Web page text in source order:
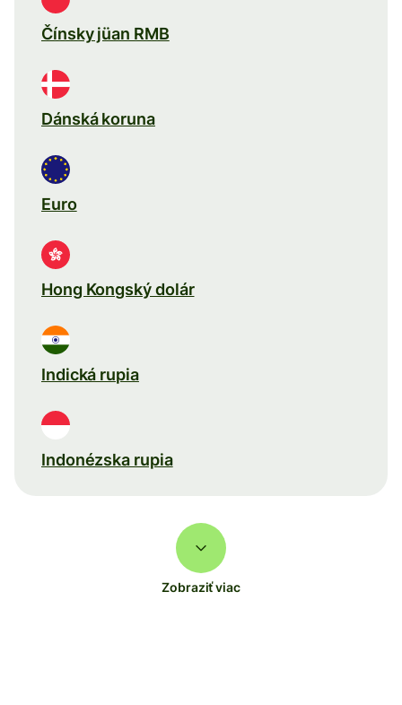
Čínsky jüan RMB
Dánská koruna
Euro
Hong Kongský dolár
Indická rupia
Indonézska rupia
Zobraziť viac